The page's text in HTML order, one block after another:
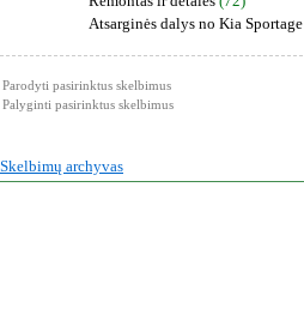
Atsarginės dalys no Kia Sportage
Parodyti pasirinktus skelbimus
Palyginti pasirinktus skelbimus
Skelbimų archyvas